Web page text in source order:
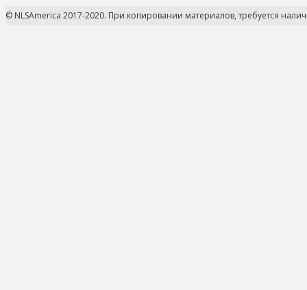
© NLSAmerica 2017-2020. При копировании материалов, требуется